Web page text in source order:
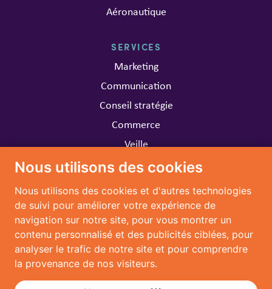
Nous utilisons des cookies
Nous utilisons des cookies et d'autres technologies
de suivi pour améliorer votre expérience de
navigation sur notre site, pour vous montrer un
contenu personnalisé et des publicités ciblées, pour
analyser le trafic de notre site et pour comprendre
la provenance de nos visiteurs.
Aéronautique
SERVICES
Marketing
Communication
Conseil stratégie
Commerce
Veille
Travailler chez MARIA
CONTACT
Nous contacter
Nous suivre: